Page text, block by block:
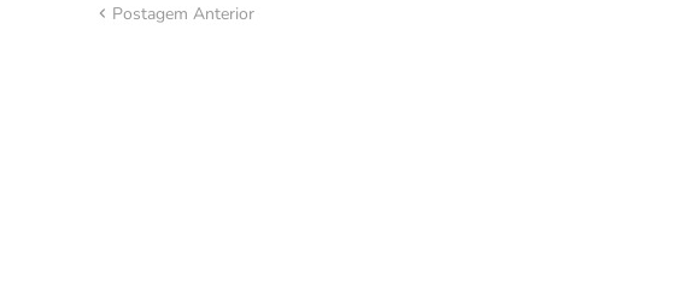
Postagem Anterior